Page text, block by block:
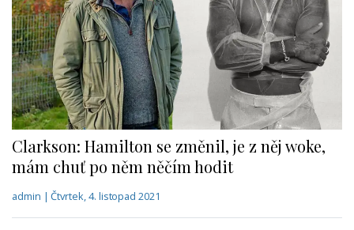
Clarkson: Hamilton se změnil, je z něj woke,
mám chuť po něm něčím hodit
admin | Čtvrtek, 4. listopad 2021